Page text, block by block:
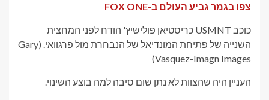
צפו בגמר גביע העולם ב-FOX ONE
כוכב USMNT כריסטיאן פולישיץ' הודח לפני המחצית
השנייה של פתיחת המונדיאל של הנבחרת מול פרגוואי. (Gary
Vasquez-Imagn Images)
העניין היה שהצוות לא נתן שום סיבה למה בוצע השינוי.